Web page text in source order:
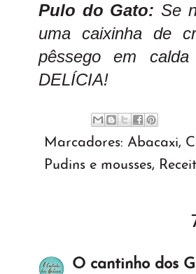
Pulo do Gato: Se
uma caixinha de
pêssego em
DELÍCIA!
Marcadores: Abacaxi,
Pudins e mousses,
O cantinho dos